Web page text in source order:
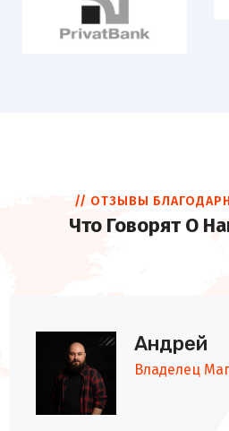
// ОТЗЫВЫ
Что Говорят О
Андрей
Владелец